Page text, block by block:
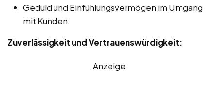
Geduld und Einfühlungsvermögen im Umgang
mit Kunden.
Zuverlässigkeit und Vertrauenswürdigkeit:
Anzeige